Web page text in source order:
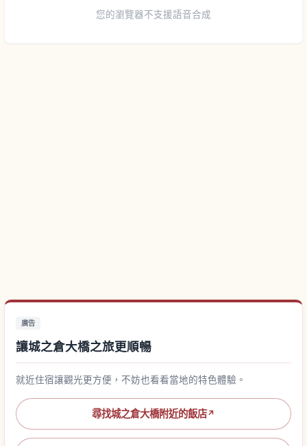
您的瀏覽器不支援語音合成
廣告
讓城之倉大橋之旅更順暢
就近住宿讓觀光更方便，不妨也看看當地的特色體驗。
尋找城之倉大橋附近的飯店↗